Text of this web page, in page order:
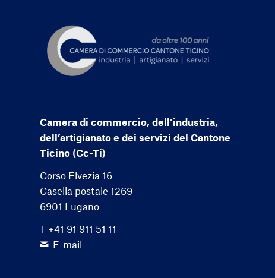
Camera di commercio, dell’industria,
dell’artigianato e dei servizi del Cantone
Ticino (Cc-Ti)
Corso Elvezia 16
Casella postale 1269
6901 Lugano
T +41 91 911 51 11
E-mail